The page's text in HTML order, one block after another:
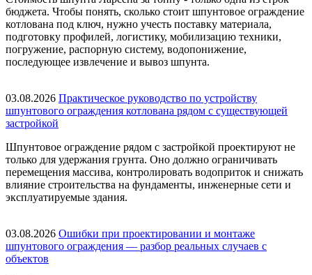
бюджета. Чтобы понять, сколько стоит шпунтовое ограждение
котлована под ключ, нужно учесть поставку материала,
подготовку профилей, логистику, мобилизацию техники,
погружение, распорную систему, водопонижение,
последующее извлечение и вывоз шпунта.
03.08.2026 Практическое руководство по устройству
шпунтового ограждения котлована рядом с существующей
застройкой
Шпунтовое ограждение рядом с застройкой проектируют не
только для удержания грунта. Оно должно ограничивать
перемещения массива, контролировать водоприток и снижать
влияние строительства на фундаменты, инженерные сети и
эксплуатируемые здания.
03.08.2026 Ошибки при проектировании и монтаже
шпунтового ограждения — разбор реальных случаев с
объектов